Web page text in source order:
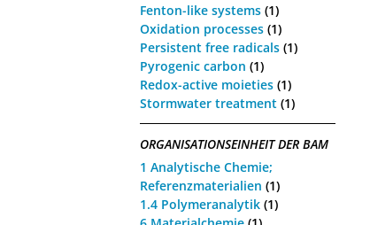
Fenton-like systems (1)
Oxidation processes (1)
Persistent free radicals (1)
Pyrogenic carbon (1)
Redox-active moieties (1)
Stormwater treatment (1)
ORGANISATIONSEINHEIT DER BAM
1 Analytische Chemie;
Referenzmaterialien (1)
1.4 Polymeranalytik (1)